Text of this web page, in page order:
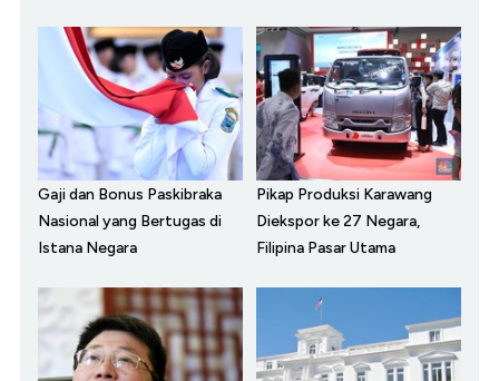
Gaji dan Bonus Paskibraka
Nasional yang Bertugas di
Istana Negara
Pikap Produksi Karawang
Diekspor ke 27 Negara,
Filipina Pasar Utama